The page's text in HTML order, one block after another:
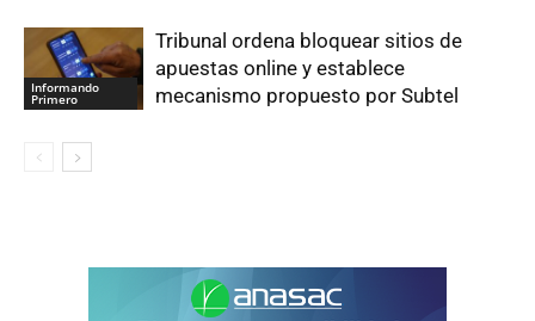
Informando
Primero
Tribunal ordena bloquear sitios de
apuestas online y establece
mecanismo propuesto por Subtel